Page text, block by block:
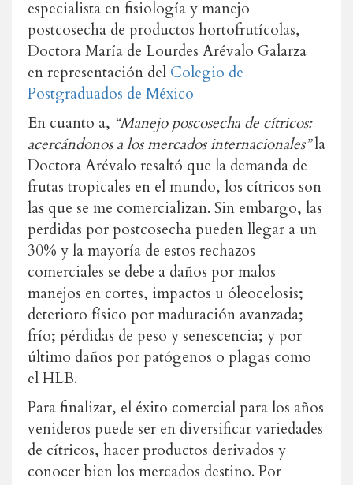
especialista en fisiología y manejo
postcosecha de productos hortofrutícolas,
Doctora María de Lourdes Arévalo Galarza
en representación del Colegio de
Postgraduados de México
En cuanto a, “Manejo poscosecha de cítricos:
acercándonos a los mercados internacionales”la
Doctora Arévalo resaltó que la demanda de
frutas tropicales en el mundo, los cítricos son
las que se me comercializan. Sin embargo, las
perdidas por postcosecha pueden llegar a un
30% y la mayoría de estos rechazos
comerciales se debe a daños por malos
manejos en cortes, impactos u óleocelosis;
deterioro físico por maduración avanzada;
frío; pérdidas de peso y senescencia; y por
último daños por patógenos o plagas como
el HLB.
Para finalizar, el éxito comercial para los años
venideros puede ser en diversificar variedades
de cítricos, hacer productos derivados y
conocer bien los mercados destino. Por